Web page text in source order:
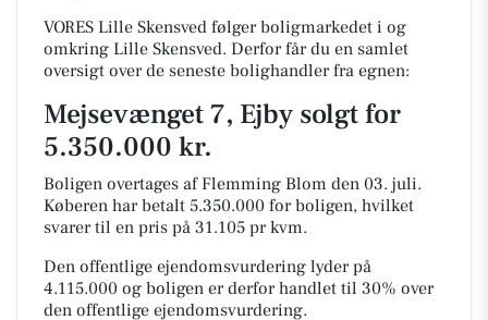
VORES Lille Skensved følger boligmarkedet i og
omkring Lille Skensved. Derfor får du en samlet
oversigt over de seneste bolighandler fra egnen:
Mejsevænget 7, Ejby solgt for
5.350.000 kr.
Boligen overtages af Flemming Blom den 03. juli.
Køberen har betalt 5.350.000 for boligen, hvilket
svarer til en pris på 31.105 pr kvm.
Den offentlige ejendomsvurdering lyder på
4.115.000 og boligen er derfor handlet til 30% over
den offentlige ejendomsvurdering.